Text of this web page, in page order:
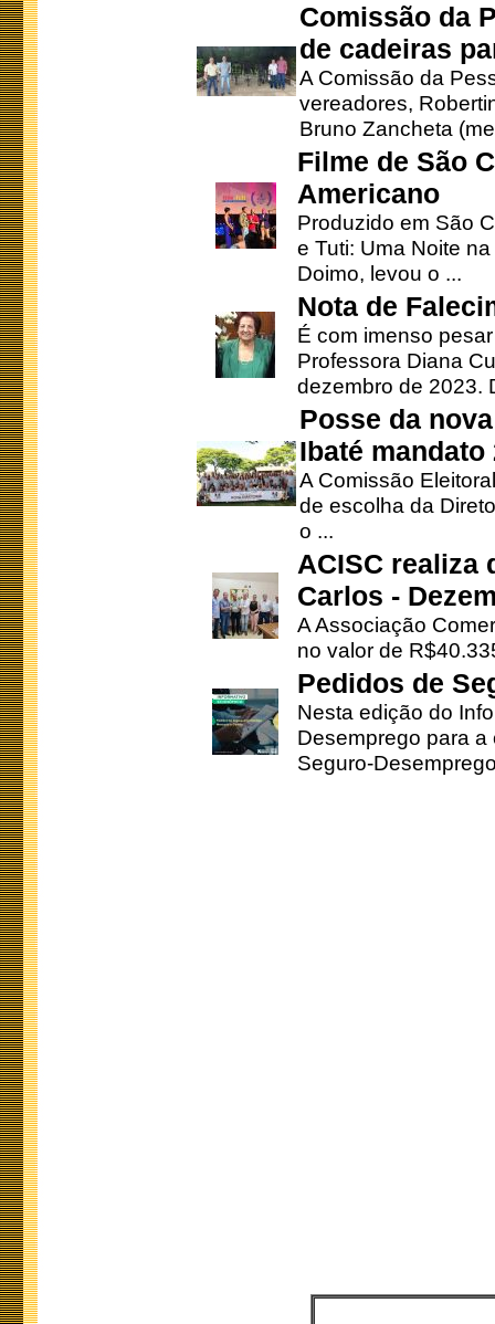
Comissão da
de cadeiras
A Comissão da
vereadores,
Bruno Zancheta
Filme de São
Americano
Produzido em São
e Tuti: Uma Noite
Doimo, levou o ...
Nota de
É com imenso
Professora Diana
dezembro de 2023.
Posse da
Ibaté mandato
A Comissão
de escolha da
o ...
ACISC realiza
Carlos -
A Associação
no valor de
Pedidos de
Nesta edição do
Desemprego para
Seguro-